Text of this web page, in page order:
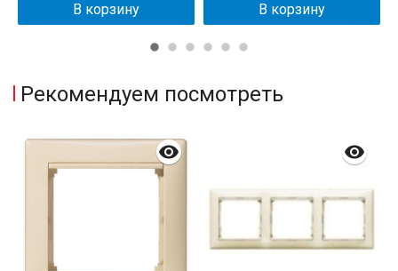
В корзину В корзину
Рекомендуем посмотреть